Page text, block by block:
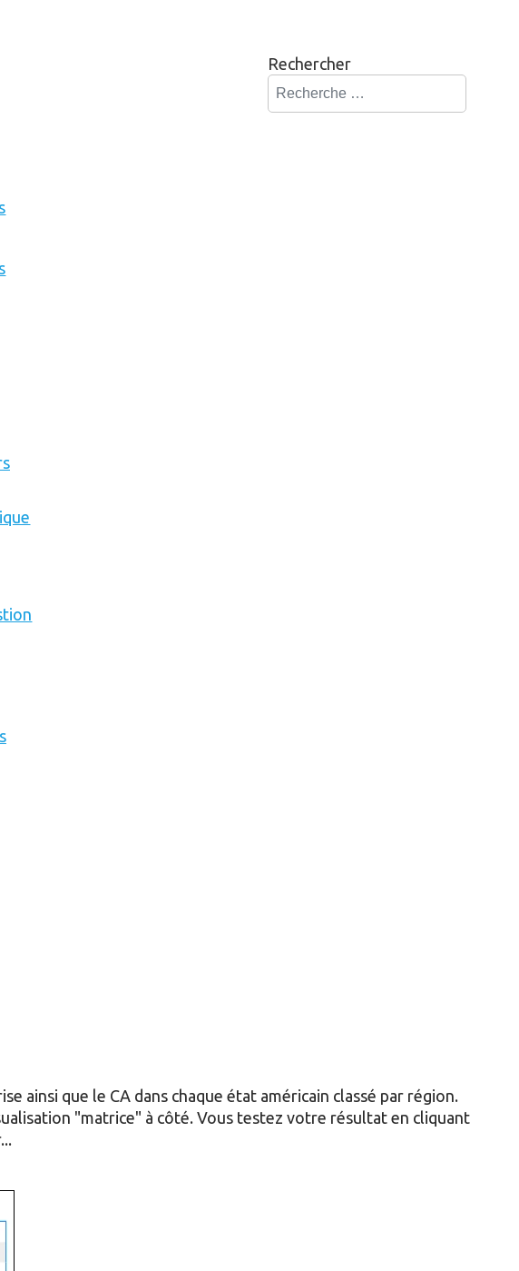
Rechercher
ainsi que le CA dans chaque état américain classé par région.
"matrice" à côté. Vous testez votre résultat en cliquant